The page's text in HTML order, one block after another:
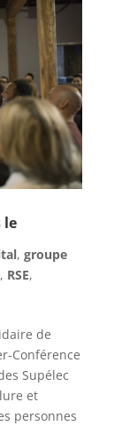
le
, groupe
, RSE,
de
Conférence
Supélec
et
personnes